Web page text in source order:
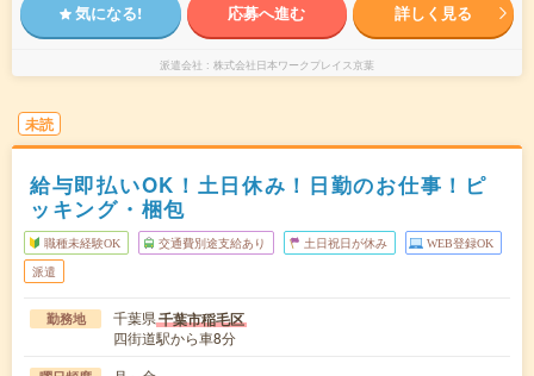
気になる! 応募へ進む 詳しく見る
派遣会社 株式会社日本ワークプレイス京葉
未読
給与即払いOK！土日休み！日勤のお仕事！ピ
ッキング・梱包
職種未経験OK 交通費別途支給あり 土日祝日が休み WEB登録OK
派遣
勤務地 千葉県千葉市稲毛区
四街道駅から車8分